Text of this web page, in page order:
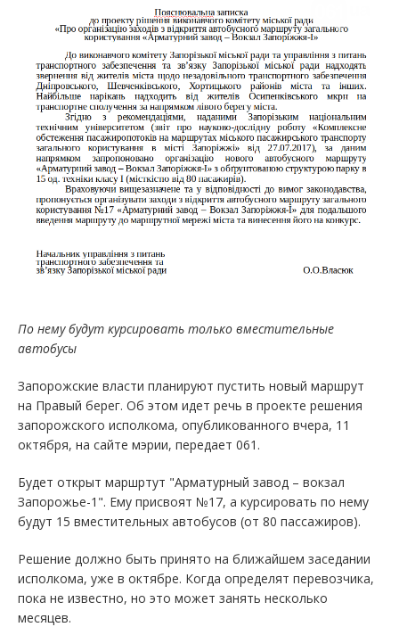
По нему будут курсировать только вместительные
автобусы
Запорожские власти планируют пустить новый маршрут
на Правый берег. Об этом идет речь в проекте решения
запорожского исполкома, опубликованного вчера, 11
октября, на сайте мэрии, передает 061.
Будет открыт маршртут "Арматурный завод – вокзал
Запорожье-1". Ему присвоят №17, а курсировать по нему
будут 15 вместительных автобусов (от 80 пассажиров).
Решение должно быть принято на ближайшем заседании
исполкома, уже в октябре. Когда определят перевозчика,
пока не известно, но это может занять несколько
месяцев.